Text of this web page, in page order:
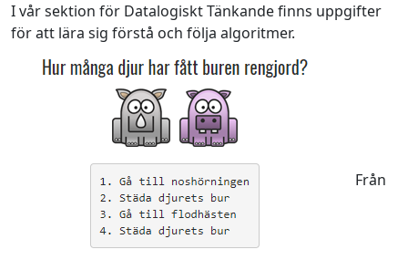
I vår sektion för Datalogiskt Tänkande finns uppgifter
för att lära sig förstå och följa algoritmer.
Från